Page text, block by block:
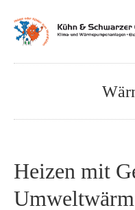
Heizen mit